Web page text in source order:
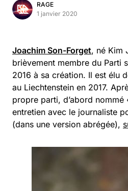
RAGE
1 janvier 2020
Joachim Son-Forget, né Kim
brièvement membre du Parti
2016 à sa création. Il est élu
au Liechtenstein en 2017.
propre parti, d’abord
entretien avec le journaliste
(dans une version abrégée),